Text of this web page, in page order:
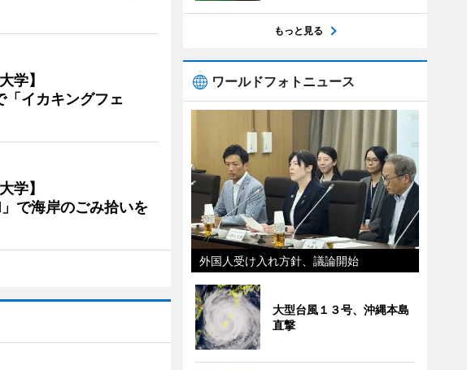
学】
イカキングフェ
学】
で海岸のごみ拾いを
もっと見る
ワールドフォトニュース
外国人受け入れ方針、議論開始
大型台風１３号、沖縄本島
直撃